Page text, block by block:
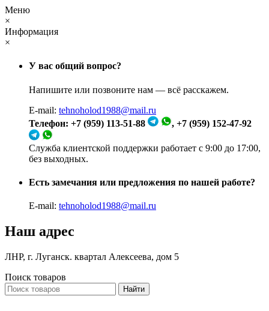
Меню
×
Информация
×
У вас общий вопрос?
Напишите или позвоните нам — всё расскажем.
E-mail: tehnoholod1988@mail.ru
Телефон: +7 (959) 113-51-88
, +7 (959) 152-47-92
Служба клиентской поддержки работает с 9:00 до 17:00,
без выходных.
Есть замечания или предложения по нашей работе?
E-mail: tehnoholod1988@mail.ru
Наш адрес
ЛНР, г. Луганск. квартал Алексеева, дом 5
Поиск товаров